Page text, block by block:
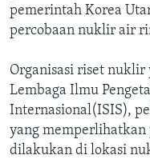
pemerintah Korea
percobaan nuklir air
Organisasi riset nuklir
Lembaga Ilmu
Internasional(ISIS),
yang memperlihatkan
dilakukan di lokasi